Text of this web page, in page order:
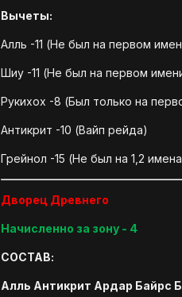
Вычеты:
Алль -11 (Не был на первом
Шиу -11 (Не был на первом
Рукихох -8 (Был только на
Антикрит -10 (Вайп рейда)
Грейнол -15 (Не был на 1,2
Дворец Древнего
Начисленно за зону - 4
СОСТАВ:
Алль Антикрит Ардар Байрс